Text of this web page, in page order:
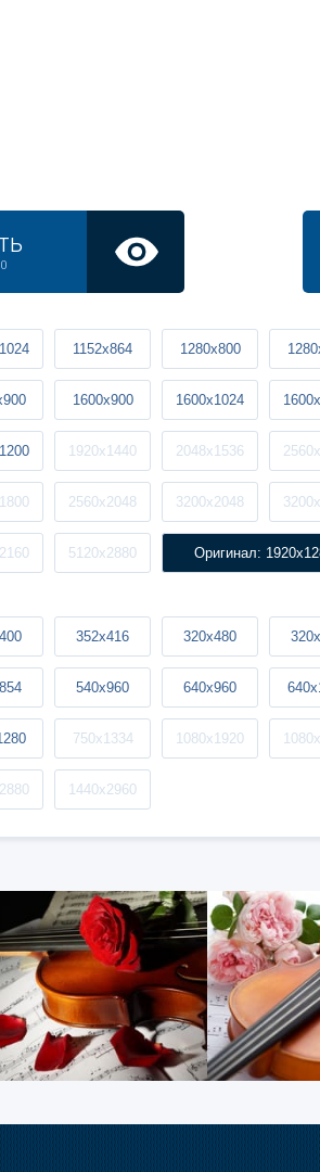
1152x864 1280x800
1600x900 1600x1024
1920x1440 2048x1536
2560x2048 3200x2048
5120x2880 Оригинал:
352x416 320x480
540x960 640x960
750x1334 1080x1920
1440x2960